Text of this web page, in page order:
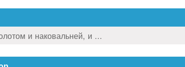
и наковальней, и ...